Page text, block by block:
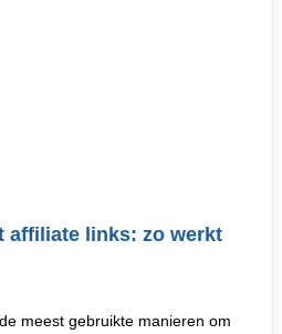
affiliate links: zo werkt
meest gebruikte manieren om